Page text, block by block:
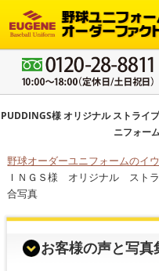
PUDDINGS様 オリジナル ストライ
ニフォー
野球オーダーユニフォームのイ
ＩＮＧＳ様 オリジナル スト
合写真
お客様の声と写真